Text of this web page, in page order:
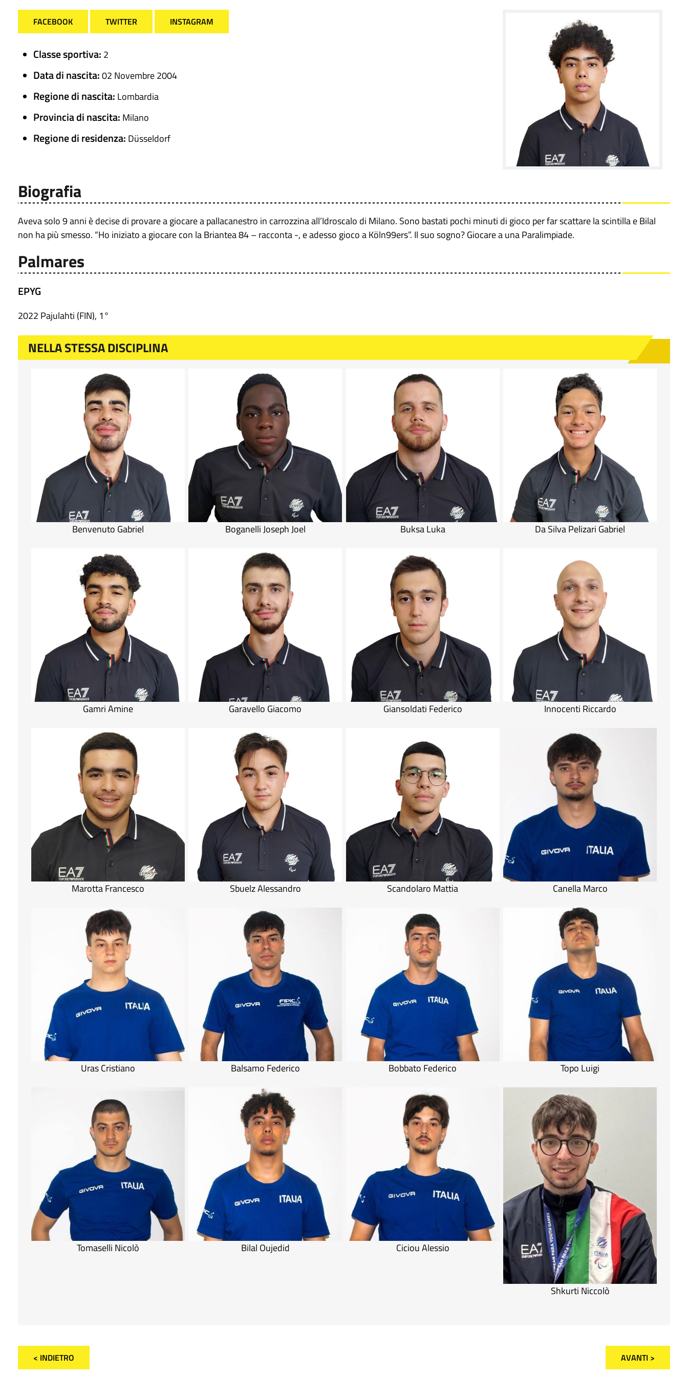
FACEBOOK TWITTER INSTAGRAM
Classe sportiva: 2
Data di nascita:02 Novembre 2004
Regione di nascita: Lombardia
Provincia di nascita: Milano
Regione di residenza: Düsseldorf
Biografia
Aveva solo 9 anni è decise di provare a giocare a pallacanestro in carrozzina all’Idroscalo di Milano. Sono bastati pochi minuti di gioco per far scattare la scintilla e Bilal
non ha più smesso. “Ho iniziato a giocare con la Briantea 84 – racconta -, e adesso gioco a Köln99ers”. Il suo sogno? Giocare a una Paralimpiade.
Palmares
EPYG
2022 Pajulahti (FIN), 1°
NELLA STESSA DISCIPLINA
Benvenuto Gabriel Boganelli Joseph Joel Buksa Luka Da Silva Pelizari Gabriel
Gamri Amine Garavello Giacomo Giansoldati Federico Innocenti Riccardo
Marotta Francesco Sbuelz Alessandro Scandolaro Mattia Canella Marco
Uras Cristiano Balsamo Federico Bobbato Federico Topo Luigi
Tomaselli Nicolò Bilal Oujedid Ciciou Alessio
Shkurti Niccolò
< INDIETRO AVANTI >